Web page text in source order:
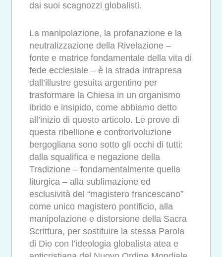
dai suoi scagnozzi globalisti.
La manipolazione, la profanazione e la
neutralizzazione della Rivelazione –
fonte e matrice fondamentale della vita di
fede ecclesiale – è la strada intrapresa
dall’illustre gesuita argentino per
trasformare la Chiesa in un organismo
ibrido e insipido, come abbiamo detto
all’inizio di questo articolo. Le prove di
questa ribellione e controrivoluzione
bergogliana sono sotto gli occhi di tutti:
dalla squalifica e negazione della
Tradizione – fondamentalmente quella
liturgica – alla sublimazione ed
esclusività del “magistero francescano”
come unico magistero pontificio, alla
manipolazione e distorsione della Sacra
Scrittura, per sostituire la stessa Parola
di Dio con l’ideologia globalista atea e